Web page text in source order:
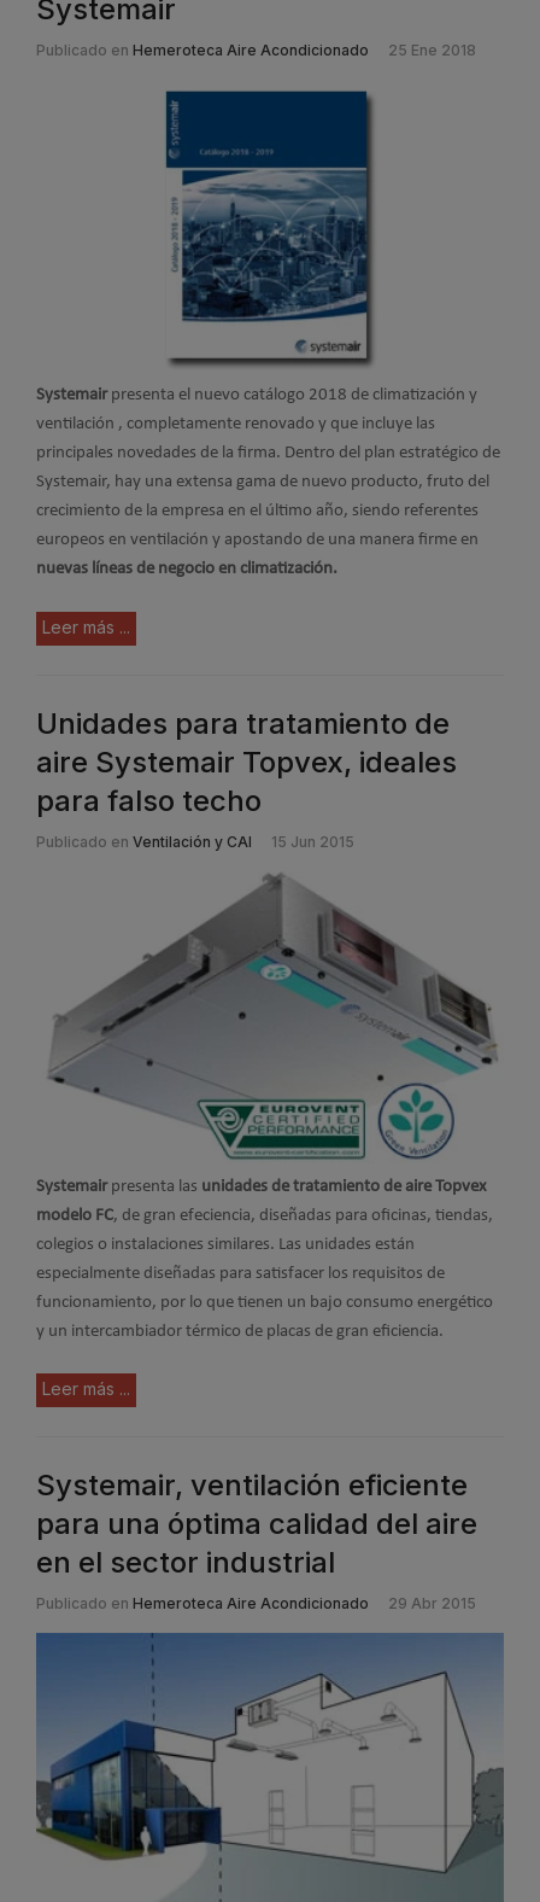
Systemair
Publicado en Hemeroteca Aire Acondicionado 25 Ene 2018
Systemair presenta el nuevo catálogo 2018 de climatización y
ventilación , completamente renovado y que incluye las
principales novedades de la firma. Dentro del plan estratégico de
Systemair, hay una extensa gama de nuevo producto, fruto del
crecimiento de la empresa en el último año, siendo referentes
europeos en ventilación y apostando de una manera firme en
nuevas líneas de negocio en climatización.
Leer más ...
Unidades para tratamiento de
aire Systemair Topvex, ideales
para falso techo
Publicado en Ventilación y CAI 15 Jun 2015
Systemairpresenta las unidades de tratamiento de aire Topvex
modelo FC, de gran efeciencia, diseñadas para oficinas, tiendas,
colegios o instalaciones similares. Las unidades están
especialmente diseñadas para satisfacer los requisitos de
funcionamiento, por lo que tienen un bajo consumo energético
y un intercambiador térmico de placas de gran eficiencia.
Leer más ...
Systemair, ventilación eficiente
para una óptima calidad del aire
en el sector industrial
Publicado en Hemeroteca Aire Acondicionado 29 Abr 2015